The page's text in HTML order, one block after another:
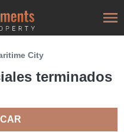
City
terminados